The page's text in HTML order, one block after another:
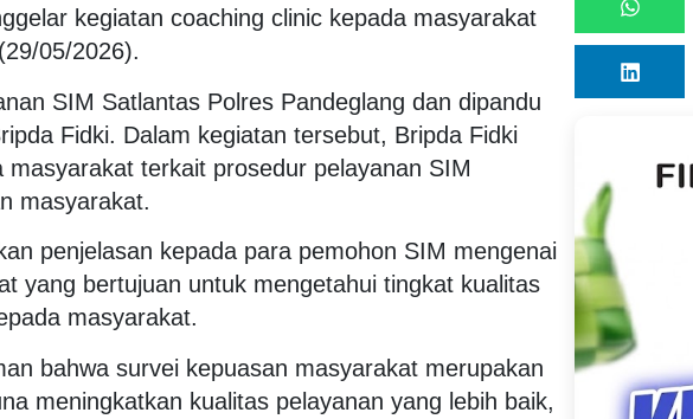
kegiatan coaching clinic kepada masyarakat
05/2026).
SIM Satlantas Polres Pandeglang dan dipandu
Fidki. Dalam kegiatan tersebut, Bripda Fidki
terkait prosedur pelayanan SIM
masyarakat.
penjelasan kepada para pemohon SIM mengenai
yang bertujuan untuk mengetahui tingkat kualitas
masyarakat.
bahwa survei kepuasan masyarakat merupakan
meningkatkan kualitas pelayanan yang lebih baik,